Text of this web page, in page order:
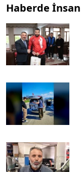
Haberde İnsan